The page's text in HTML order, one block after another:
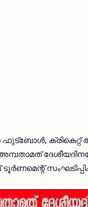
ഫുട്‍ബോൾ, ക്രികെറ്റ്
ടൂർണമെന്റ്